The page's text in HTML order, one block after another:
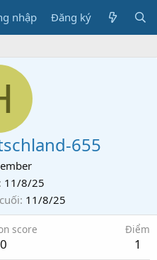
nhập Đăng ký
655
11/8/25
11/8/25
score
0
Điểm
1